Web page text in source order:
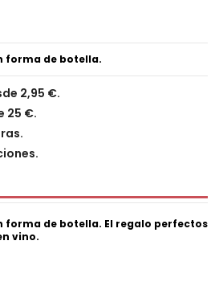
forma de botella.
2,95 €.
25 €.
forma de botella. El regalo perfectos
vino.